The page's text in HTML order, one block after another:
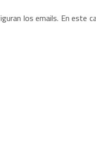
los emails. En este